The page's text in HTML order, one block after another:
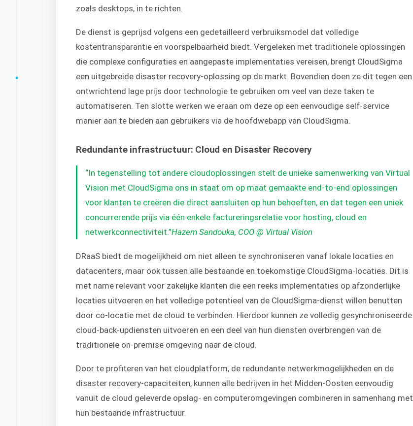
zoals desktops, in te richten.
De dienst is geprijsd volgens een gedetailleerd verbruiksmodel dat volledige
kostentransparantie en voorspelbaarheid biedt. Vergeleken met traditionele oplossingen
die complexe configuraties en aangepaste implementaties vereisen, brengt CloudSigma
een uitgebreide disaster recovery-oplossing op de markt. Bovendien doen ze dit tegen een
ontwrichtend lage prijs door technologie te gebruiken om veel van deze taken te
automatiseren. Ten slotte werken we eraan om deze op een eenvoudige self-service
manier aan te bieden aan gebruikers via de hoofdwebapp van CloudSigma.
Redundante infrastructuur: Cloud en Disaster Recovery
“In tegenstelling tot andere cloudoplossingen stelt de unieke samenwerking van Virtual
Vision met CloudSigma ons in staat om op maat gemaakte end-to-end oplossingen
voor klanten te creëren die direct aansluiten op hun behoeften, en dat tegen een uniek
concurrerende prijs via één enkele factureringsrelatie voor hosting, cloud en
netwerkconnectiviteit.”Hazem Sandouka, COO @ Virtual Vision
DRaaS biedt de mogelijkheid om niet alleen te synchroniseren vanaf lokale locaties en
datacenters, maar ook tussen alle bestaande en toekomstige CloudSigma-locaties. Dit is
met name relevant voor zakelijke klanten die een reeks implementaties op afzonderlijke
locaties uitvoeren en het volledige potentieel van de CloudSigma-dienst willen benutten
door co-locatie met de cloud te verbinden. Hierdoor kunnen ze volledig gesynchroniseerde
cloud-back-updiensten uitvoeren en een deel van hun diensten overbrengen van de
traditionele on-premise omgeving naar de cloud.
Door te profiteren van het cloudplatform, de redundante netwerkmogelijkheden en de
disaster recovery-capaciteiten, kunnen alle bedrijven in het Midden-Oosten eenvoudig
vanuit de cloud geleverde opslag- en computeromgevingen combineren in samenhang met
hun bestaande infrastructuur.